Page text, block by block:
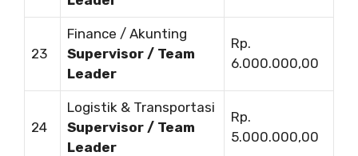
23
Finance / Akunting
Supervisor / Team
Leader
Rp.
6.000.000,00
24
Logistik & Transportasi
Supervisor / Team
Leader
Rp.
5.000.000,00